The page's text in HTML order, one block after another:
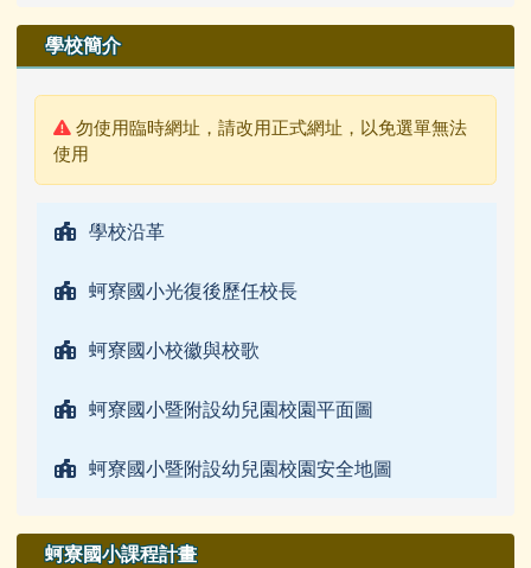
學校簡介
警告:
勿使用臨時網址，請改用正式網址，以免選單無法
使用
學校沿革
蚵寮國小光復後歷任校長
蚵寮國小校徽與校歌
蚵寮國小暨附設幼兒園校園平面圖
蚵寮國小暨附設幼兒園校園安全地圖
蚵寮國小課程計畫